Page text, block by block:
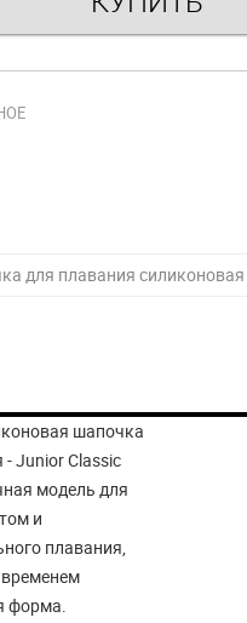
для плавания силиконовая
шапочка
Junior Classic
модель для
и
плавания,
форма.